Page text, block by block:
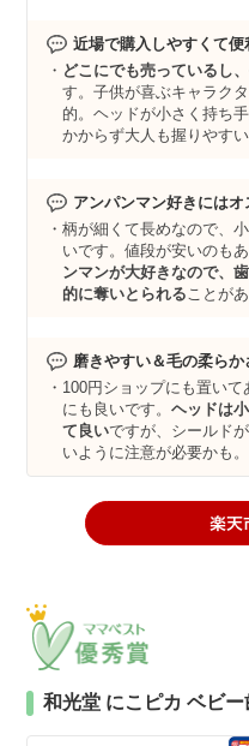
近場で購入しやすくて便
どこにでも売っているし
す。子供が喜ぶキャラク
的。ヘッドが小さく持ち
かからず大人も握りやす
アンパンマン好きにはオ
柄が細くて長めなので、
いです。値段が安いのも
ンマンが大好きなので、
的に奪いとられる ことが
磨きやすい＆毛の柔ら
100円ショップにも置いて
にも良いです。ヘッドは
て良いですが、シールド
いように注意が必要かも
和光堂 にこピカ ベビ